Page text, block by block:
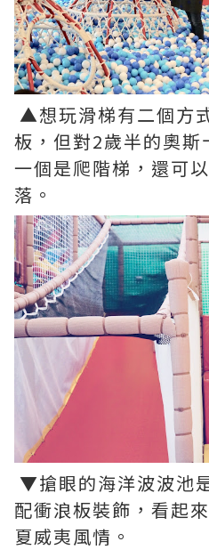
▲想玩滑梯有二個方
板，但對2歲半的奧斯
一個是爬階梯，還可
落。
▼搶眼的海洋波波池
配衝浪板裝飾，看起
夏威夷風情。